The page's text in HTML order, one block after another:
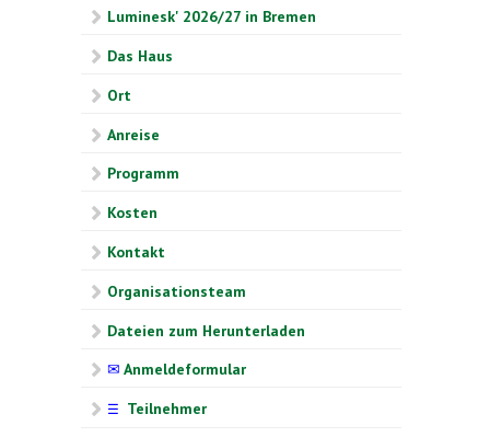
Luminesk' 2026/27 in Bremen
Das Haus
Ort
Anreise
Programm
Kosten
Kontakt
Organisationsteam
Dateien zum Herunterladen
✉ Anmeldeformular
☰ Teilnehmer